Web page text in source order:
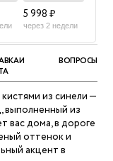
5 998 ₽
через 2 недели
И
ВОПРОСЫ
из синели —
выполненный из
вас дома, в дороге
оттенок и
акцент в